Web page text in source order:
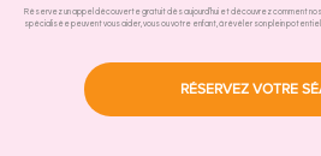
Réservez un appel découverte gratuit dès aujourd’hui et découvrez comment
spécialisée peuvent vous aider, vous ou votre enfant, à révéler son plein potentiel.
RÉSERVEZ VOTRE